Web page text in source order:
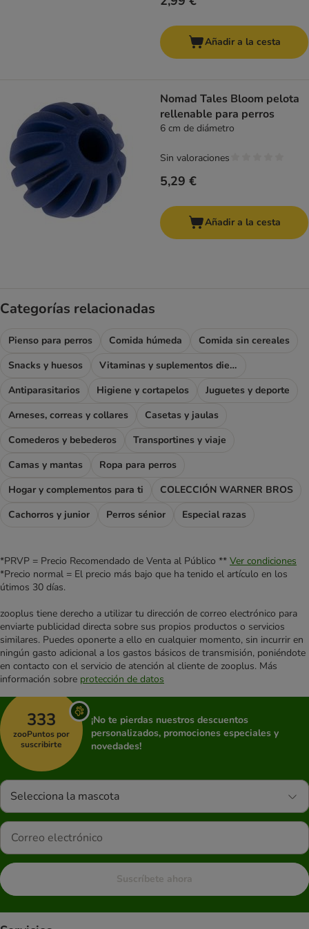
Añadir a la cesta
Nomad Tales Bloom pelota
rellenable para perros
6 cm de diámetro
5,29 €
Sin valoraciones
Añadir a la cesta
Categorías relacionadas
Pienso para perros Comida húmeda
Comida sin cereales
Snacks y huesos
Vitaminas y suplementos dietéticos
Antiparasitarios
Higiene y cortapelos
Juguetes y deporte
Arneses, correas y collares
Casetas y jaulas
Comederos y bebederos
Transportines y viaje
Camas y mantas
Ropa para perros
Hogar y complementos para ti
COLECCIÓN WARNER BROS
Cachorros y junior
Perros sénior Especial razas
*PRVP = Precio Recomendado de Venta al Público ** Ver condiciones
*Precio normal = El precio más bajo que ha tenido el artículo en los
útimos 30 días.
zooplus tiene derecho a utilizar tu dirección de correo electrónico para
enviarte publicidad directa sobre sus propios productos o servicios
similares. Puedes oponerte a ello en cualquier momento, sin incurrir en
ningún gasto adicional a los gastos básicos de transmisión, poniéndote
en contacto con el servicio de atención al cliente de zooplus. Más
información sobre protección de datos
333
zooPuntos por
suscribirte
¡No te pierdas nuestros descuentos
personalizados, promociones especiales y
novedades!
Selecciona la mascota
Suscríbete ahora